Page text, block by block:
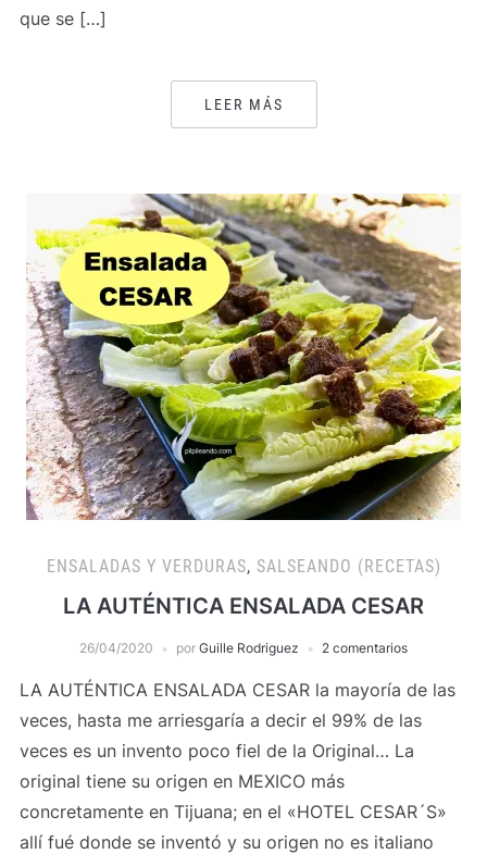
que se […]
LEER MÁS
ENSALADAS Y VERDURAS, SALSEANDO (RECETAS)
LA AUTÉNTICA ENSALADA CESAR
26/04/2020 por Guille Rodriguez 2 comentarios
LA AUTÉNTICA ENSALADA CESAR la mayoría de las
veces, hasta me arriesgaría a decir el 99% de las
veces es un invento poco fiel de la Original… La
original tiene su origen en MEXICO más
concretamente en Tijuana; en el «HOTEL CESAR´S»
allí fué donde se inventó y su origen no es italiano